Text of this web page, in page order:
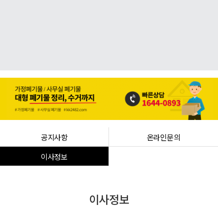
공지사항
온라인문의
이사정보
이사정보